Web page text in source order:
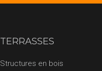
TERRASSES
Structures en bois